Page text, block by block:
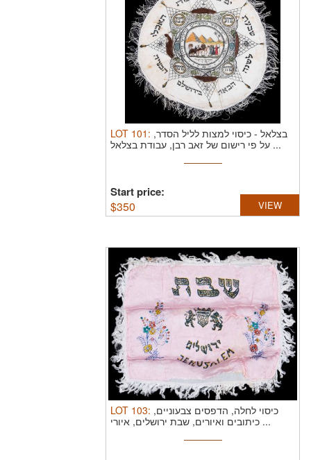
LOT 101 : בצלאל - כיסוי למצות לליל הסדר,
על פי רישום של זאב רבן, עבודת בצלאל ...
Start price:
$350 VIEW
LOT 103: כיסוי לחלה, הדפסים צבעוניים,
כיתובים ואיורים, שבת ירושלים, איורי ...